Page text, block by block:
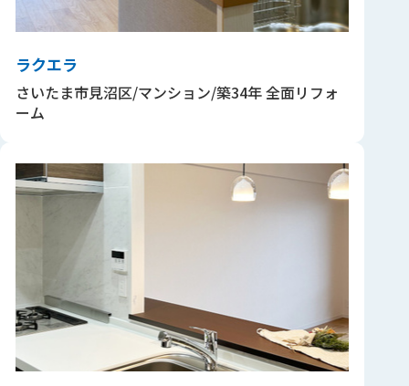
ラクエラ
さいたま市見沼区/マンション/築34年 全面リフォ
ーム